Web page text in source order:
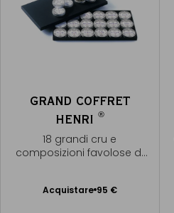
GRAND COFFRET
HENRI ®
18 grandi cru e
composizioni favolose di
Acquistare 95 €
Aggiungere